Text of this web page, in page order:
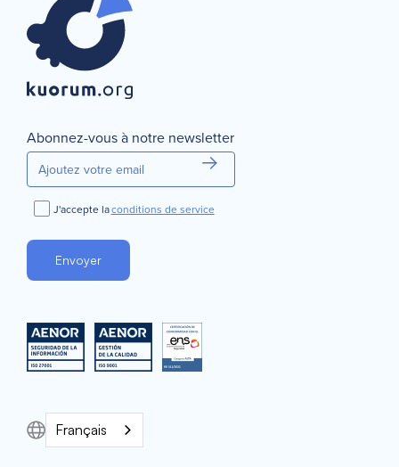
Abonnez-vous à notre newsletter
J'accepte laconditions de service
Français